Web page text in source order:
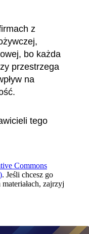
z
bo każda
przestrzega
na
tego
Commons
. Jeśli chcesz go
zajrzyj